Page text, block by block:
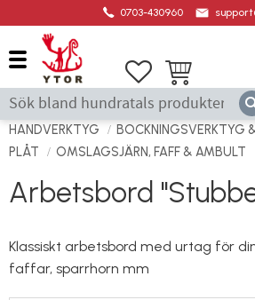
0703-430960
Favoriter
Kundvagn
HANDVERKTYG
BOCKNINGSVERKTYG
PLÅT
OMSLAGSJÄRN, FAFF & AMBULT
Arbetsbord
Klassiskt arbetsbord med urtag för
faffar, sparrhorn mm